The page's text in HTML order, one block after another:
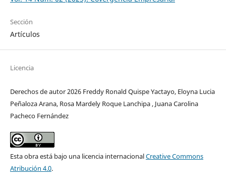
Sección
Artículos
Licencia
Derechos de autor 2026 Freddy Ronald Quispe Yactayo, Eloyna Lucia
Peñaloza Arana, Rosa Mardely Roque Lanchipa , Juana Carolina
Pacheco Fernández
Esta obra está bajo una licencia internacionalCreative Commons
Atribución 4.0.